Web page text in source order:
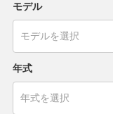
モデル
年式